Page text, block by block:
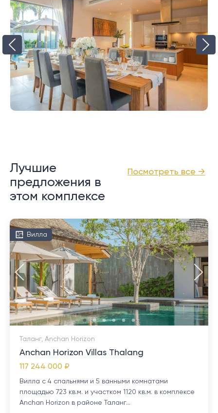
Посмотреть все →
Лучшие
предложения в
этом комплексе
Вилла
Таланг, Anchan Horizon
Anchan Horizon Villas Thalang
117 244 000 ₽
Вилла с 4 спальнями и 5 ванными комнатами
площадью 723 кв.м. и участком 1120 кв.м. в комплексе
Anchan Horizon в районе Таланг...